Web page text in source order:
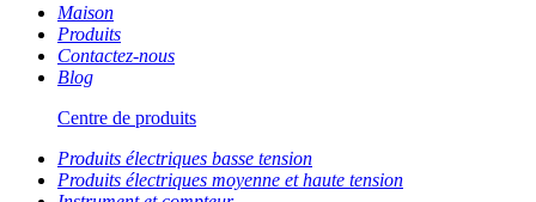
Maison
Produits
Contactez-nous
Blog
Centre de produits
Produits électriques basse tension
Produits électriques moyenne et haute tension